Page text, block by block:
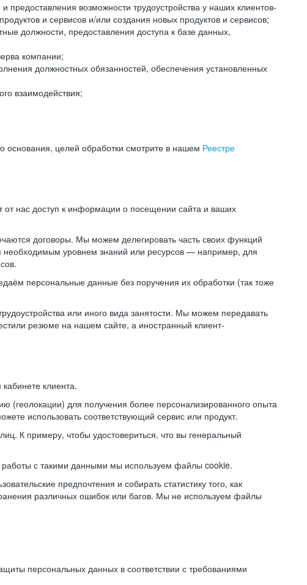
возможности трудоустройства у наших клиентов-
и сервисов и/или создания новых продуктов и сервисов;
должности, предоставления доступа к базе данных,
компании;
должностных обязанностей, обеспечения установленных
взаимодействия;
основания, целей обработки смотрите в нашем Реестре
нас доступ к информации о посещении сайта и ваших
договоры. Мы можем делегировать часть своих функций
необходимым уровнем знаний или ресурсов — например, для
персональные данные без поручения их обработки (так тоже
или иного вида занятости. Мы можем передавать
резюме на нашем сайте, а иностранный клиент-
клиента.
(геолокации) для получения более персонализированного опыта
использовать соответствующий сервис или продукт.
К примеру, чтобы удостовериться, что вы генеральный
с такими данными мы используем файлы cookie.
предпочтения и собирать статистику того, как
различных ошибок или багов. Мы не используем файлы
персональных данных в соответствии с требованиями